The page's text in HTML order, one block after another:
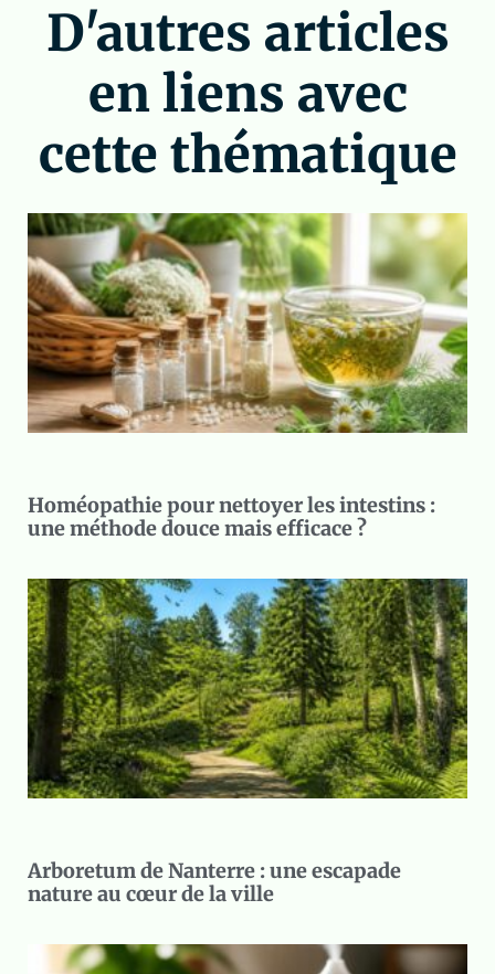
D'autres articles
en liens avec
cette thématique
Homéopathie pour nettoyer les intestins :
une méthode douce mais efficace ?
Arboretum de Nanterre : une escapade
nature au cœur de la ville